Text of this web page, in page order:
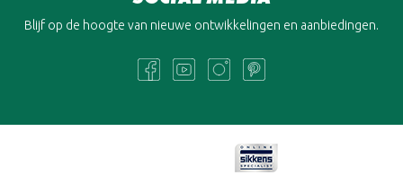
Blijf op de hoogte van nieuwe ontwikkelingen en aanbiedingen.